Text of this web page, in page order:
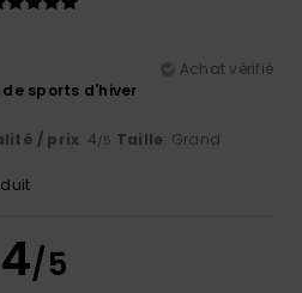
Achat vérifié
sports d'hiver
/ prix: 4/5 Taille: Grand
4/5